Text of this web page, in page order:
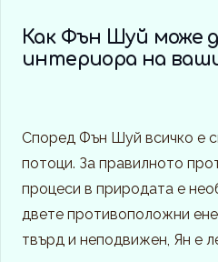
Как Фън Шуй може
интериора на
Според Фън Шуй всичко е
потоци. За правилното
процеси в природата е
двете противоположни
твърд и неподвижен, Ян е